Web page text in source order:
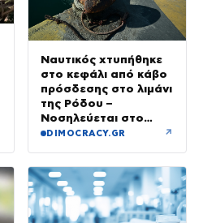
Ναυτικός χτυπήθηκε
στο κεφάλι από κάβο
πρόσδεσης στο λιμάνι
της Ρόδου –
Νοσηλεύεται στο
νοσοκομείο
DIMOCRACY.GR ↗